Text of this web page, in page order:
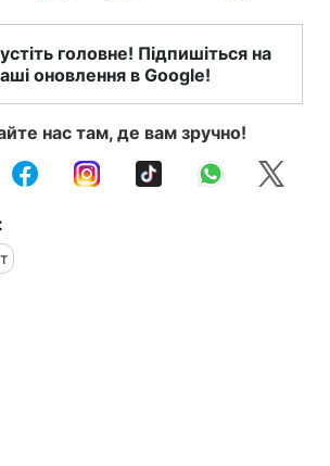
головне! Підпишіться на
оновлення в Google!
нас там, де вам зручно!